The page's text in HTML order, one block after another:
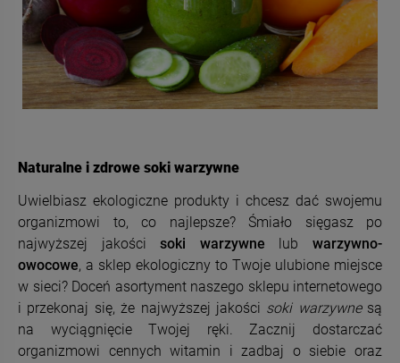
Naturalne i zdrowe soki warzywne
Uwielbiasz ekologiczne produkty i chcesz dać swojemu
organizmowi to, co najlepsze? Śmiało sięgasz po
najwyższej jakościsoki warzywne lubwarzywno-
owocowe, a sklep ekologiczny to Twoje ulubione miejsce
w sieci? Doceń asortyment naszego sklepu internetowego
i przekonaj się, że najwyższej jakości soki warzywnesą
na wyciągnięcie Twojej ręki. Zacznij dostarczać
organizmowi cennych witamin i zadbaj o siebie oraz